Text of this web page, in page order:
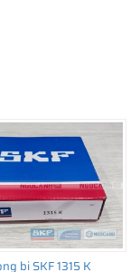
bi SKF 1315 K